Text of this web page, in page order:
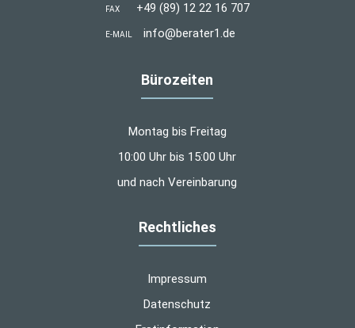
FAX +49 (89) 12 22 16 707
E-MAIL info@berater1.de
Bürozeiten
Montag bis Freitag
10:00 Uhr bis 15:00 Uhr
und nach Vereinbarung
Rechtliches
Impressum
Datenschutz